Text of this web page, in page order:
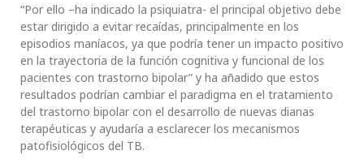
“Por ello –ha indicado la psiquiatra- el principal objetivo debe
estar dirigido a evitar recaídas, principalmente en los
episodios maníacos, ya que podría tener un impacto positivo
en la trayectoria de la función cognitiva y funcional de los
pacientes con trastorno bipolar” y ha añadido que estos
resultados podrían cambiar el paradigma en el tratamiento
del trastorno bipolar con el desarrollo de nuevas dianas
terapéuticas y ayudaría a esclarecer los mecanismos
patofisiológicos del TB.